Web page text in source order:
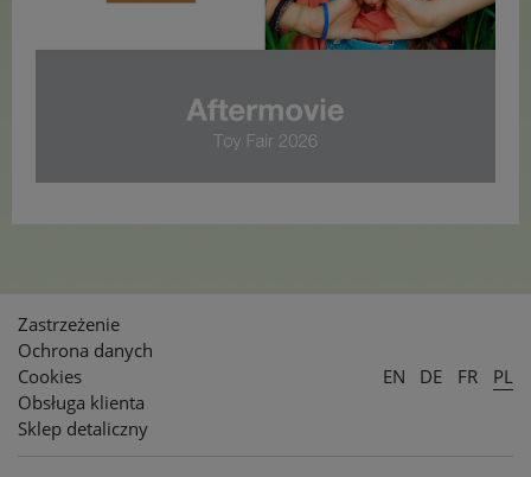
Zastrzeżenie
Ochrona danych
Cookies
Obsługa klienta
Sklep detaliczny
EN DE FR PL